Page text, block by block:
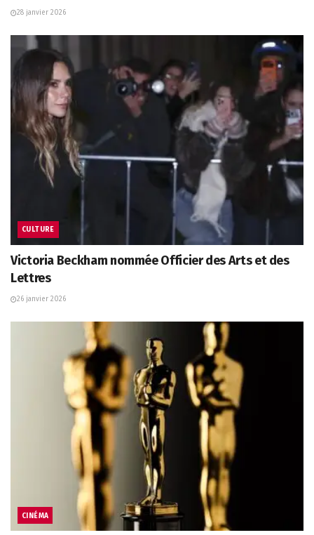
28 janvier 2026
CULTURE
Victoria Beckham nommée Officier des Arts et des
Lettres
26 janvier 2026
CINÉMA